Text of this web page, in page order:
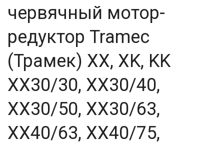
червячный мотор-
редуктор Tramec
(Трамек) XX, XK, KK
XX30/30, XX30/40,
XX30/50, XX30/63,
XX40/63, XX40/75,